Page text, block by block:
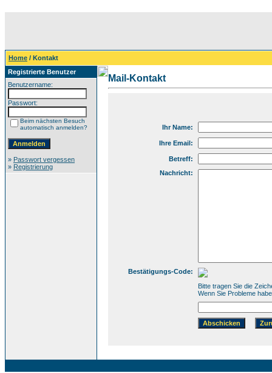
Home / Kontakt
Registrierte Benutzer
Benutzername:
Passwort:
Beim nächsten Besuch
automatisch anmelden?
» Passwort vergessen
» Registrierung
Mail-Kontakt
Ihr Name:
Ihre Email:
Betreff:
Nachricht:
Bestätigungs-Code:
Bitte tragen Sie die
Wenn Sie Probleme